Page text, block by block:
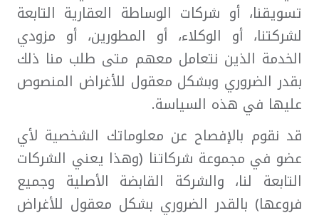
تسويقنا، أو شركات الوساطة العقارية التابعة
لشركتنا، أو الوكلاء، أو المطورين، أو مزودي
الخدمة الذين نتعامل معهم متى طلب منا ذلك
بقدر الضروري وبشكل معقول للأغراض المنصوص
عليها في هذه السياسة.
قد نقوم بالإفصاح عن معلوماتك الشخصية لأي
عضو في مجموعة شركاتنا (وهذا يعني الشركات
التابعة لنا، والشركة القابضة الأصلية وجميع
فروعها) بالقدر الضروري بشكل معقول للأغراض